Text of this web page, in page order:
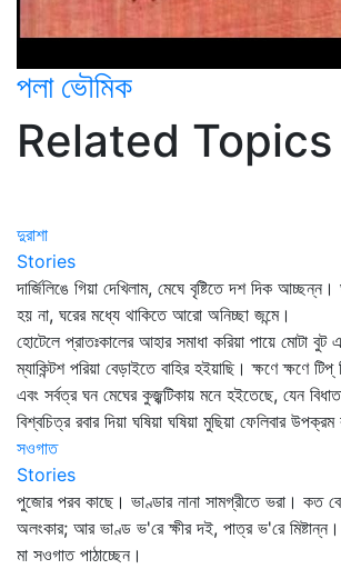
পলা ভৌমিক
Related Topics
দুরাশা
Stories
দার্জিলিঙে গিয়া দেখিলাম, মেঘে বৃষ্টিতে দশ দিক
হয় না, ঘরের মধ্যে থাকিতে আরো অনিচ্ছা জন্মে।
হোটেলে প্রাতঃকালের আহার সমাধা করিয়া পায়ে মোটা
ম্যাকিন্টশ পরিয়া বেড়াইতে বাহির হইয়াছি। ক্ষণে ক্ষণে টিপ্‌
এবং সর্বত্র ঘন মেঘের কুজ্ঝটিকায় মনে হইতেছে, যেন
বিশ্বচিত্র রবার দিয়া ঘষিয়া ঘষিয়া মুছিয়া ফেলিবার উপক্রম
সওগাত
Stories
পুজোর পরব কাছে। ভাণ্ডার নানা সামগ্রীতে ভরা। কত
অলংকার; আর ভাণ্ড ভ'রে ক্ষীর দই, পাত্র ভ'রে মিষ্টান্ন।
মা সওগাত পাঠাচ্ছেন।